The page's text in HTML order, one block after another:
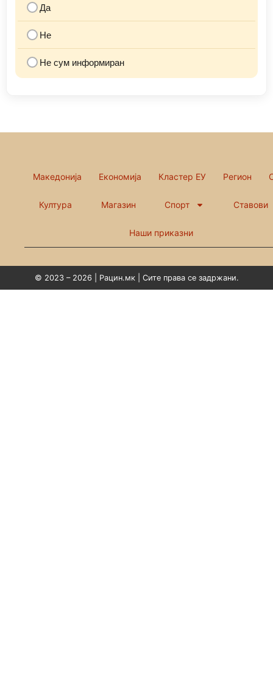
Да
Не
Не сум информиран
Македонија Економија Кластер ЕУ Регион
Култура Магазин Спорт Ставови
Наши приказни
© 2023 – 2026 | Рацин.мк | Сите права се задржани.